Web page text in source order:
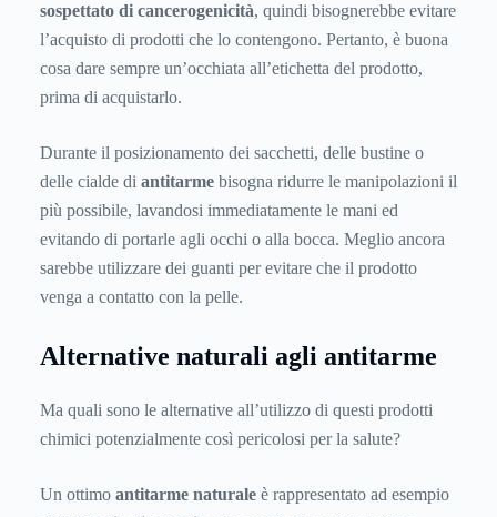
sospettato di cancerogenicità, quindi bisognerebbe evitare
l’acquisto di prodotti che lo contengono. Pertanto, è buona
cosa dare sempre un’occhiata all’etichetta del prodotto,
prima di acquistarlo.
Durante il posizionamento dei sacchetti, delle bustine o
delle cialde di antitarme bisogna ridurre le manipolazioni il
più possibile, lavandosi immediatamente le mani ed
evitando di portarle agli occhi o alla bocca. Meglio ancora
sarebbe utilizzare dei guanti per evitare che il prodotto
venga a contatto con la pelle.
Alternative naturali agli antitarme
Ma quali sono le alternative all’utilizzo di questi prodotti
chimici potenzialmente così pericolosi per la salute?
Un ottimo antitarme naturale è rappresentato ad esempio